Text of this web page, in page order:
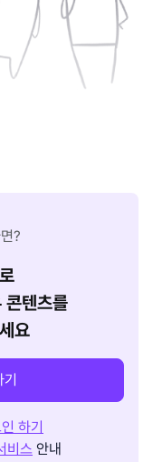
?
텐츠를
요
하기
비스 안내